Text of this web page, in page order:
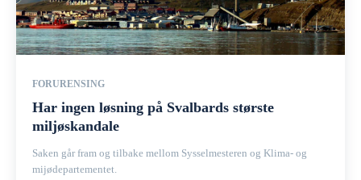
FORURENSING
Har ingen løsning på Svalbards største
miljøskandale
Saken går fram og tilbake mellom Sysselmesteren og Klima- og
mijødepartementet.